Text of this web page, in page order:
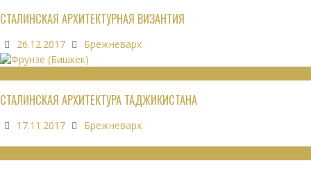
СТАЛИНСКАЯ АРХИТЕКТУРНАЯ ВИЗАНТИЯ
26.12.2017 Брежневарх
СТАЛИНСКАЯ АРХИТЕКТУРА ТАДЖИКИСТАНА
17.11.2017 Брежневарх